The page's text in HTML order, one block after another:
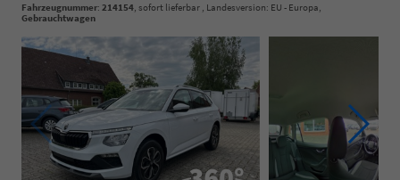
Fahrzeugnummer: 214154, sofort lieferbar , Landesversion: EU - Europa,
Gebrauchtwagen